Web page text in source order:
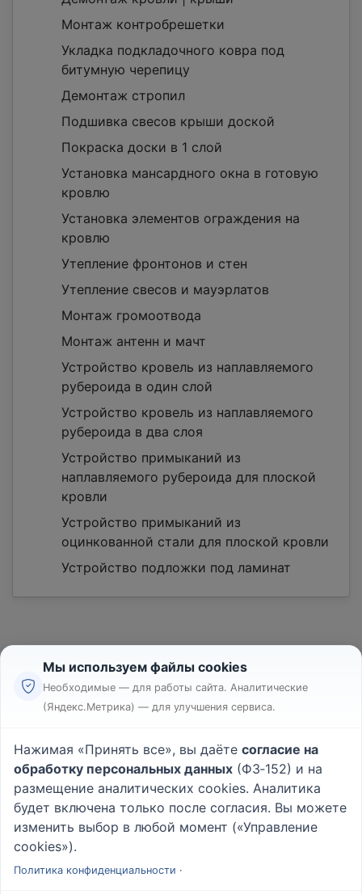
Монтаж контробрешетки
Укладка подкладочного ковра под
битумную черепицу
Демонтаж стропил
Подшивка свесов крыши доской
Покраска доски в 1 слой
Установка мансардного окна в готовую
кровлю
Установка элементов ограждения на
кровлю
Утепление фронтонов и стен
Утепление свесов и мауэрлатов
Монтаж громоотвода
Монтаж антенн и мачт
Устройство кровель из наплавляемого
рубероида в один слой
Устройство кровель из наплавляемого
рубероида в два слоя
Устройство примыканий из
наплавляемого рубероида для плоской
кровли
Устройство примыканий из
оцинкованной стали для плоской кровли
Устройство подложки под ламинат
Реклама
Пользовательское соглашение
Политика конфиденциальности
Вопрос - Ответ|О проекте
Мы используем файлы cookies
Необходимые — для работы сайта. Аналитические
(Яндекс.Метрика) — для улучшения сервиса.
Нажимая «Принять все», вы даёте согласие на
обработку персональных данных (ФЗ‑152) и на
размещение аналитических cookies. Аналитика
будет включена только после согласия. Вы можете
изменить выбор в любой момент («Управление
cookies»).
Политика конфиденциальности ·